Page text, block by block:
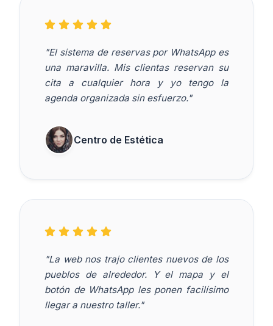
"El sistema de reservas por WhatsApp es
una maravilla. Mis clientas reservan su
cita a cualquier hora y yo tengo la
agenda organizada sin esfuerzo."
Centro de Estética
"La web nos trajo clientes nuevos de los
pueblos de alrededor. Y el mapa y el
botón de WhatsApp les ponen facilísimo
llegar a nuestro taller."